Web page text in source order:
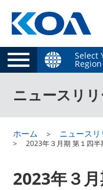
Select
Region
ニュースリ
ホーム ニュースリ
2023年３月期 第１四半
2023年３